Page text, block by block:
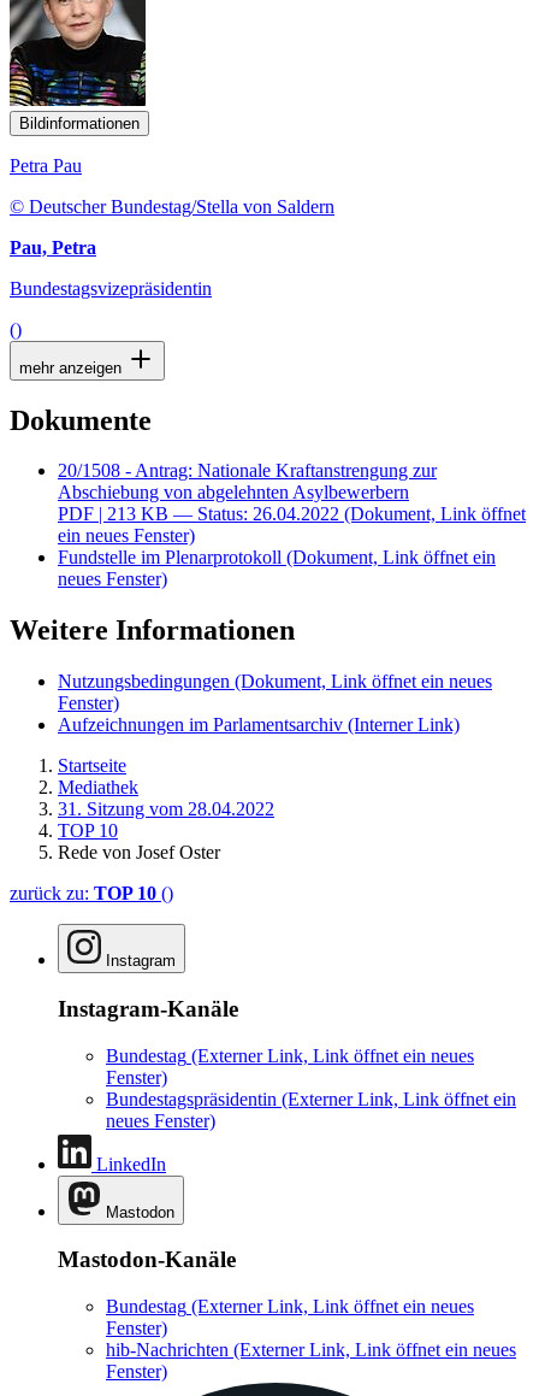
Bildinformationen
Petra Pau
© Deutscher Bundestag/Stella von Saldern
Pau, Petra
Bundestagsvizepräsidentin
()
mehr anzeigen
Dokumente
20/1508 - Antrag: Nationale Kraftanstrengung zur
Abschiebung von abgelehnten Asylbewerbern
PDF | 213 KB — Status: 26.04.2022 (Dokument, Link öffnet
ein neues Fenster)
Fundstelle im Plenarprotokoll (Dokument, Link öffnet ein
neues Fenster)
Weitere Informationen
Nutzungsbedingungen (Dokument, Link öffnet ein neues
Fenster)
Aufzeichnungen im Parlamentsarchiv (Interner Link)
Startseite
Mediathek
31. Sitzung vom 28.04.2022
TOP 10
Rede von Josef Oster
zurück zu: TOP 10 ()
Instagram
Instagram-Kanäle
Bundestag (Externer Link, Link öffnet ein neues
Fenster)
Bundestagspräsidentin (Externer Link, Link öffnet ein
neues Fenster)
LinkedIn
Mastodon
Mastodon-Kanäle
Bundestag (Externer Link, Link öffnet ein neues
Fenster)
hib-Nachrichten (Externer Link, Link öffnet ein neues
Fenster)